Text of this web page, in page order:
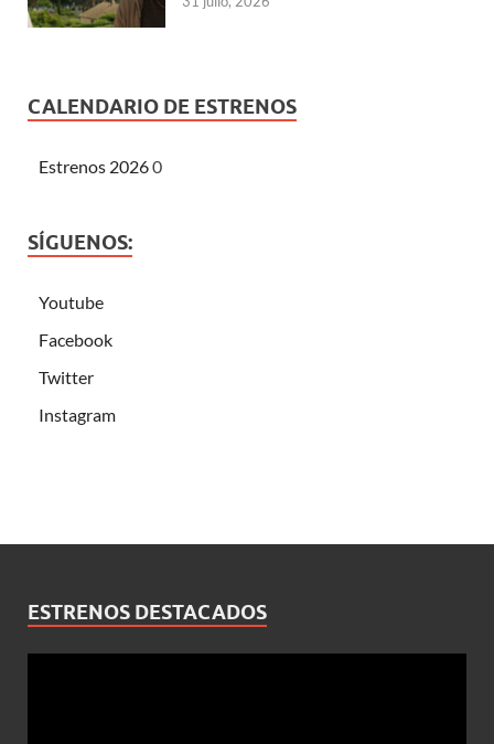
CALENDARIO DE ESTRENOS
Estrenos 20260
SÍGUENOS:
Youtube
Facebook
Twitter
Instagram
ESTRENOS DESTACADOS